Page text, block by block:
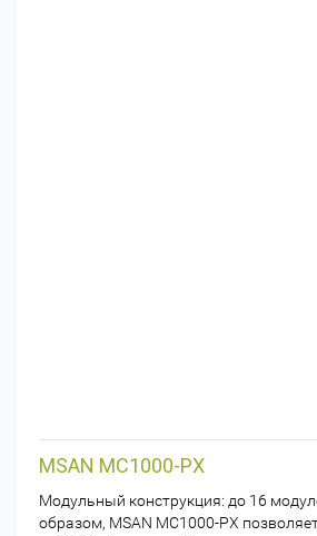
MSAN MC1000-PX
Модульный конструкция: до 16
образом, MSAN MC1000-PX